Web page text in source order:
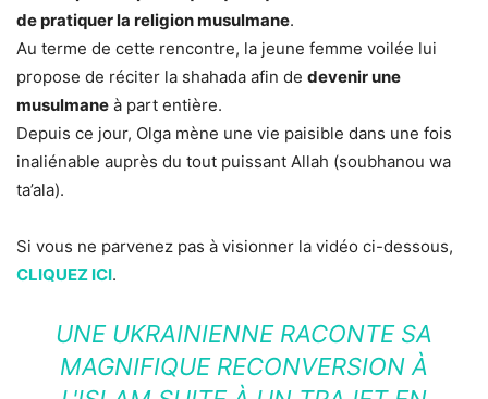
de pratiquer la religion musulmane.
Au terme de cette rencontre, la jeune femme voilée lui
propose de réciter la shahada afin de devenir une
musulmane à part entière.
Depuis ce jour, Olga mène une vie paisible dans une fois
inaliénable auprès du tout puissant Allah (soubhanou wa
ta’ala).
Si vous ne parvenez pas à visionner la vidéo ci-dessous,
CLIQUEZ ICI.
UNE UKRAINIENNE RACONTE SA
MAGNIFIQUE RECONVERSION À